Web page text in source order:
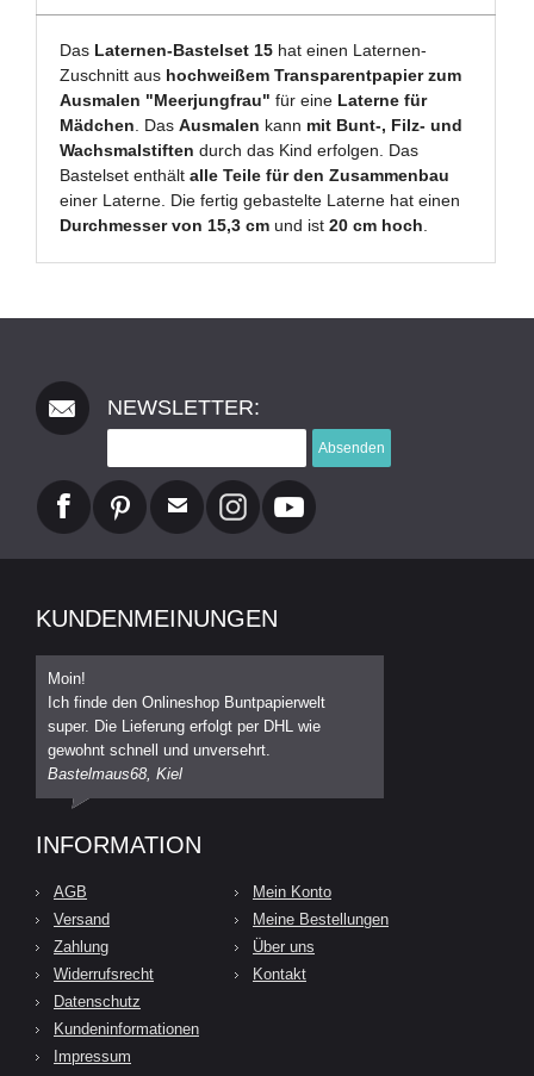
Das Laternen-Bastelset 15 hat einen Laternen-
Zuschnitt aus hochweißem Transparentpapier zum
Ausmalen "Meerjungfrau" für eine Laterne für
Mädchen. DasAusmalen kann mit Bunt-, Filz- und
Wachsmalstiften durch das Kind erfolgen. Das
Bastelset enthältalle Teile für den Zusammenbau
einer Laterne. Die fertig gebastelte Laterne hat einen
Durchmesser von 15,3 cm und ist20 cm hoch.
NEWSLETTER:
Absenden
KUNDENMEINUNGEN
Moin!
Ich finde den Onlineshop Buntpapierwelt
super. Die Lieferung erfolgt per DHL wie
gewohnt schnell und unversehrt.
Bastelmaus68, Kiel
INFORMATION
AGB
Versand
Zahlung
Widerrufsrecht
Datenschutz
Kundeninformationen
Impressum
Mein Konto
Meine Bestellungen
Über uns
Kontakt